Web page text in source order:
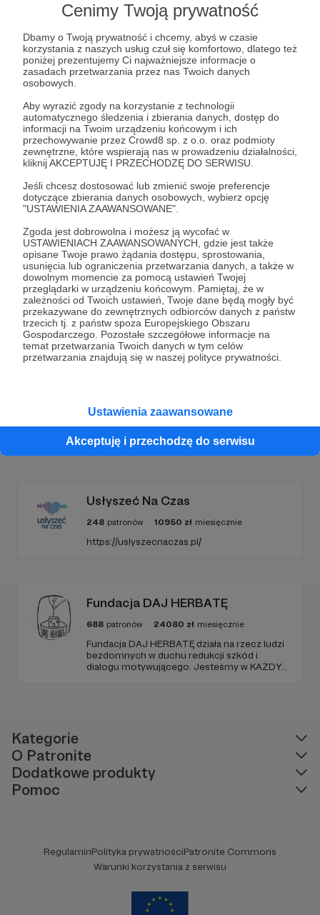
Cenimy Twoją prywatność
Dbamy o Twoją prywatność i chcemy, abyś w czasie
korzystania z naszych usług czuł się komfortowo, dlatego też
poniżej prezentujemy Ci najważniejsze informacje o
zasadach przetwarzania przez nas Twoich danych
osobowych.
Aby wyrazić zgody na korzystanie z technologii
automatycznego śledzenia i zbierania danych, dostęp do
informacji na Twoim urządzeniu końcowym i ich
przechowywanie przez Crowd8 sp. z o.o. oraz podmioty
zewnętrzne, które wspierają nas w prowadzeniu działalności,
kliknij AKCEPTUJĘ I PRZECHODZĘ DO SERWISU.
Jeśli chcesz dostosować lub zmienić swoje preferencje
dotyczące zbierania danych osobowych, wybierz opcję
"USTAWIENIA ZAAWANSOWANE".
Zgoda jest dobrowolna i możesz ją wycofać w
USTAWIENIACH ZAAWANSOWANYCH, gdzie jest także
opisane Twoje prawo żądania dostępu, sprostowania,
usunięcia lub ograniczenia przetwarzania danych, a także w
dowolnym momencie za pomocą ustawień Twojej
przeglądarki w urządzeniu końcowym. Pamiętaj, że w
zależności od Twoich ustawień, Twoje dane będą mogły być
przekazywane do zewnętrznych odbiorców danych z państw
trzecich tj. z państw spoza Europejskiego Obszaru
Gospodarczego. Pozostałe szczegółowe informacje na
temat przetwarzania Twoich danych w tym celów
przetwarzania znajdują się w naszej polityce prywatności.
Ustawienia zaawansowane
Akceptuję i przechodzę do serwisu
#TourdeMARKET zaprasza :)
​Czy wiecie, że teraz macie szansę wspierać III edycję Tour
tourdekonstytucja patronitdk tourdemarket
Dołącz do grona Patronów!
Wesprzyj działalność AutoraTour de Konstytucjajuż
teraz!
Zostań Patronem
Promowani autorzy
Usłyszeć Na Czas
248 patronów 10950 zł miesięcznie
https://uslyszecnaczas.pl/
Fundacja DAJ HERBATĘ
688 patronów 24080 zł miesięcznie
Fundacja DAJ HERBATĘ działa na rzecz ludzi
bezdomnych w duchu redukcji szkód i
dialogu motywującego. Jesteśmy w KAŻDY
Kategorie
O Patronite
Dodatkowe produkty
Pomoc
RegulaminPolityka prywatnościPatronite Commons
Warunki korzystania z serwisu